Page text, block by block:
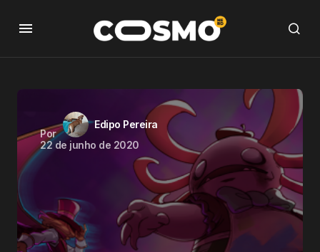
Por
Edipo Pereira
22 de junho de 2020